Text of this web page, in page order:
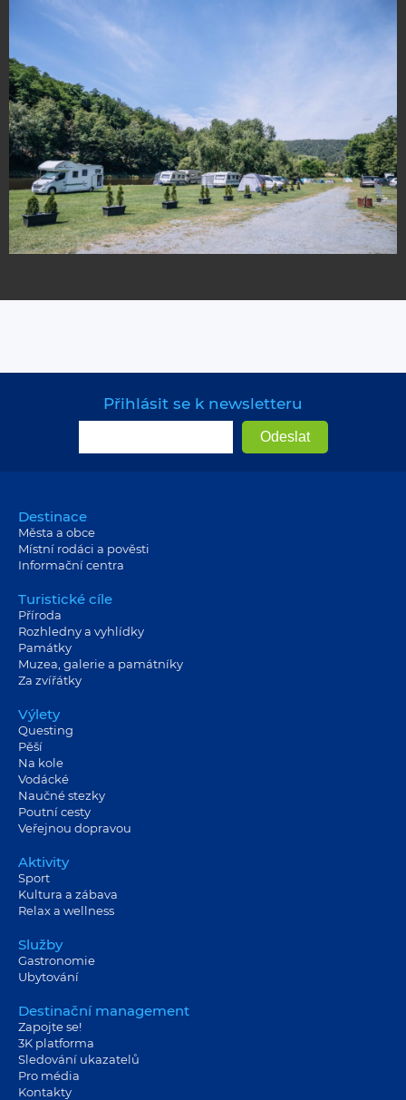
Přihlásit se k newsletteru
Destinace
Města a obce
Místní rodáci a pověsti
Informační centra
Turistické cíle
Příroda
Rozhledny a vyhlídky
Památky
Muzea, galerie a památníky
Za zvířátky
Výlety
Questing
Pěší
Na kole
Vodácké
Naučné stezky
Poutní cesty
Veřejnou dopravou
Aktivity
Sport
Kultura a zábava
Relax a wellness
Služby
Gastronomie
Ubytování
Destinační management
Zapojte se!
3K platforma
Sledování ukazatelů
Pro média
Kontakty